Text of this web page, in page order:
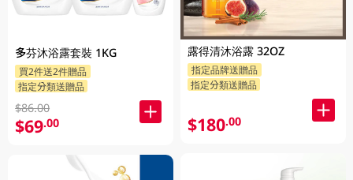
多芬沐浴露套裝 1KG
買2件送2件贈品
指定分類送贈品
$86.00
$69.00
露得清沐浴露 32OZ
指定品牌送贈品
指定分類送贈品
$180.00